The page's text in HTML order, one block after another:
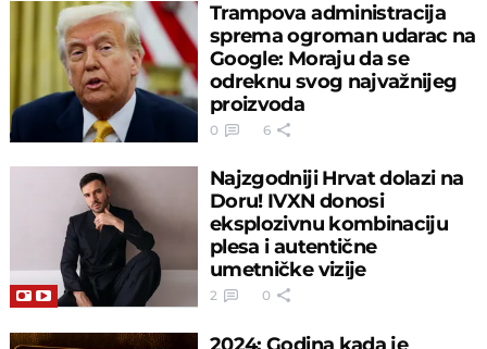
Trampova administracija
sprema ogroman udarac na
Google: Moraju da se
odreknu svog najvažnijeg
proizvoda
0 6
Najzgodniji Hrvat dolazi na
Doru! IVXN donosi
eksplozivnu kombinaciju
plesa i autentične
umetničke vizije
2 0
2024: Godina kada je